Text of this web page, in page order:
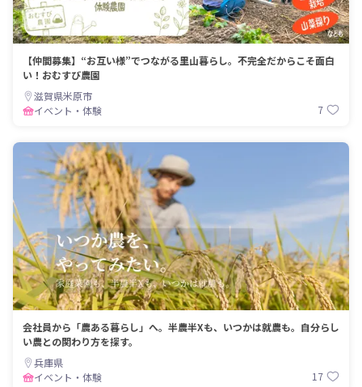
【仲間募集】“お互い様”でつながる里山暮らし。不完全だからこそ面白
い！おむすび農園
滋賀県米原市
イベント・体験
7
会社員から「農ある暮らし」へ。半農半Xも、いつかは就農も。自分らし
い農との関わり方を探す。
兵庫県
イベント・体験
17